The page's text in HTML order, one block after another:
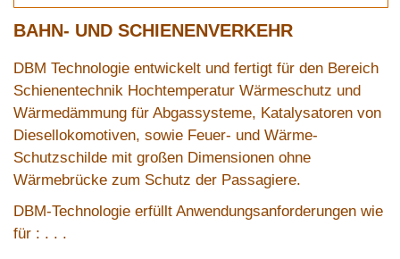
BAHN- UND SCHIENENVERKEHR
DBM Technologie entwickelt und fertigt für den Bereich
Schienentechnik Hochtemperatur Wärmeschutz und
Wärmedämmung für Abgassysteme, Katalysatoren von
Diesellokomotiven, sowie Feuer- und Wärme-
Schutzschilde mit großen Dimensionen ohne
Wärmebrücke zum Schutz der Passagiere.
DBM-Technologie erfüllt Anwendungsanforderungen wie
für : . . .